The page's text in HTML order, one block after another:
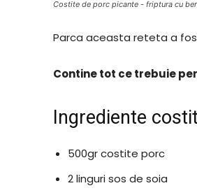
Costite de porc picante - friptura cu
Parca aceasta reteta a
Contine tot ce trebuie
Ingrediente
500gr costite porc
2 linguri sos de soia